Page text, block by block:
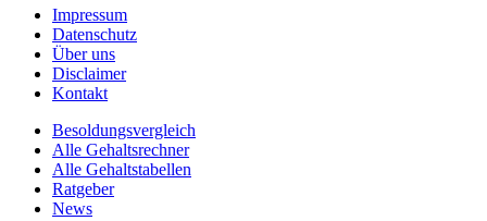
Impressum
Datenschutz
Über uns
Disclaimer
Kontakt
Besoldungsvergleich
Alle Gehaltsrechner
Alle Gehaltstabellen
Ratgeber
News